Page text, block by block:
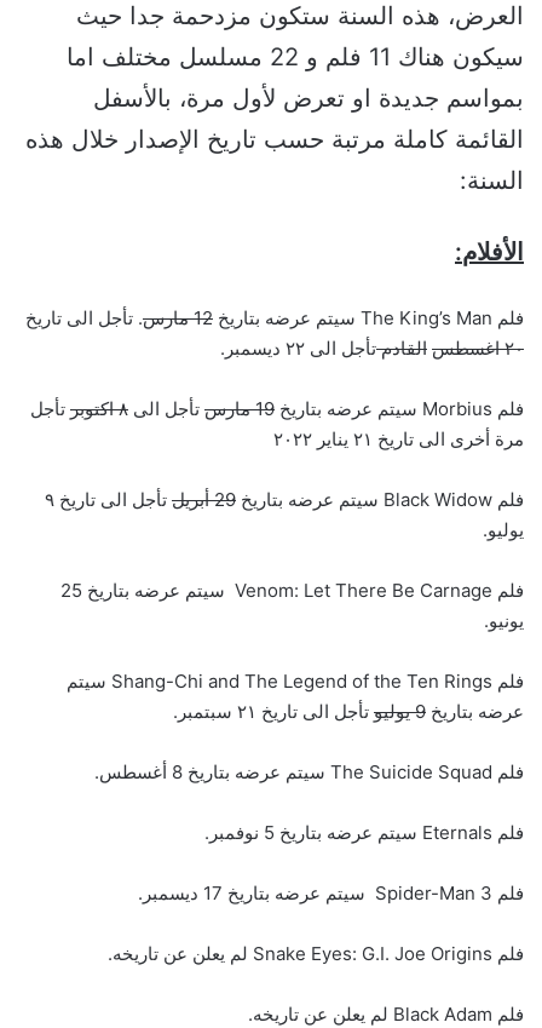
العرض، هذه السنة ستكون مزدحمة جدا حيث
سيكون هناك 11 فلم و 22 مسلسل مختلف اما
بمواسم جديدة او تعرض لأول مرة، بالأسفل
القائمة كاملة مرتبة حسب تاريخ الإصدار خلال هذه
السنة:
الأفلام:
فلم The King’s Man سيتم عرضه بتاريخ 12 مارس
. تأجل الى تاريخ
٢٠ اغسطس
القادمتأجل الى ٢٢ ديسمبر.
فلم Morbius سيتم عرضه بتاريخ 19 مارس تأجل الى ٨ اكتوبر تأجل
مرة أخرى الى تاريخ ٢١ يناير ٢٠٢٢
فلم Black Widow سيتم عرضه بتاريخ 29 أبريل
تأجل الى تاريخ ٩
يوليو.
فلم Venom: Let There Be Carnage سيتم عرضه بتاريخ 25
يونيو.
فلم Shang-Chi and The Legend of the Ten Rings سيتم
عرضه بتاريخ 9 يوليو تأجل الى تاريخ ٢١ سبتمبر.
فلم The Suicide Squad سيتم عرضه بتاريخ 8 أغسطس.
فلم Eternals سيتم عرضه بتاريخ 5 نوفمبر.
فلم Spider-Man 3 سيتم عرضه بتاريخ 17 ديسمبر.
فلم Snake Eyes: G.I. Joe Origins لم يعلن عن تاريخه.
فلم Black Adam لم يعلن عن تاريخه.